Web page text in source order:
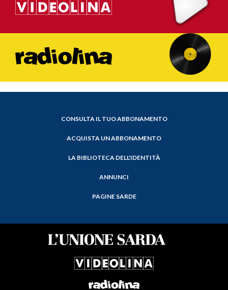
CONSULTA IL TUO ABBONAMENTO
ACQUISTA UN ABBONAMENTO
LA BIBLIOTECA DELL'IDENTITÀ
ANNUNCI
PAGINE SARDE